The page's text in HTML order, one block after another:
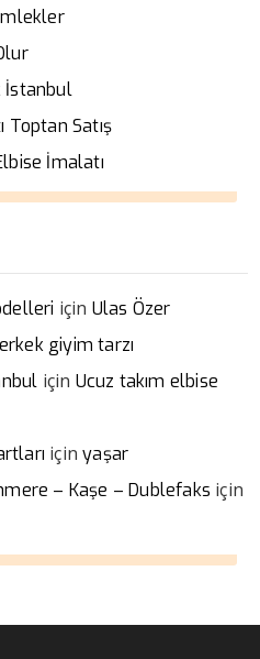
İstanbul
Toptan Satış
İmalatı
için Ulas Özer
erkek giyim tarzı
için Ucuz takım elbise
içinyaşar
– Kaşe – Dublefaks için